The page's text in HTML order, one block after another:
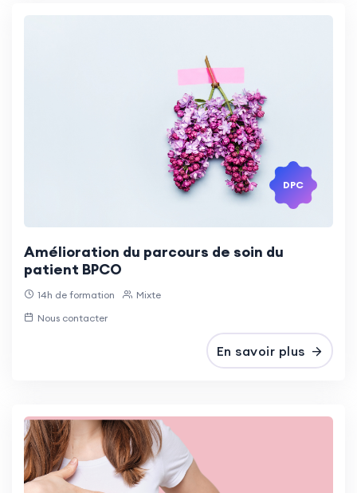
DPC
Amélioration du parcours de soin du
patient BPCO
14h de formation
Mixte
Nous contacter
En savoir plus